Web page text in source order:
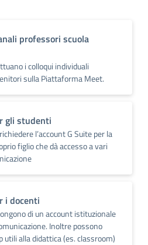
professori scuola
i colloqui individuali
sulla Piattaforma Meet.
gli studenti
l’account G Suite per la
figlio che dà accesso a vari
i docenti
di un account istituzionale
Inoltre possono
utili alla didattica (es. classroom)